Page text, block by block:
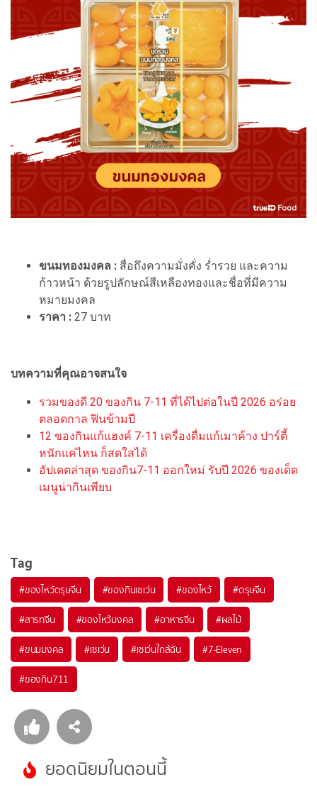
ขนมทองมงคล : สื่อถึงความมั่งคั่ง ร่ำรวย และความ
ก้าวหน้า ด้วยรูปลักษณ์สีเหลืองทองและชื่อที่มีความ
หมายมงคล
ราคา : 27 บาท
บทความที่คุณอาจสนใจ
รวมของดี 20 ของกิน 7-11 ที่ได้ไปต่อในปี 2026 อร่อย
ตลอดกาล ฟินข้ามปี
12 ของกินแก้แฮงค์ 7-11 เครื่องดื่มแก้เมาค้าง ปาร์ตี้
หนักแค่ไหน ก็สดใสได้
อัปเดตล่าสุด ของกิน7-11 ออกใหม่ รับปี 2026 ของเด็ด
เมนูน่ากินเพียบ
Tag
#ของไหว้ตรุษจีน #ของกินเซเว่น #ของไหว้ #ตรุษจีน
#สารทจีน #ของไหว้มงคล #อาหารจีน #ผลไม้
#ขนมมงคล #เซเว่น #เซเว่นใกล้ฉัน #7-Eleven
#ของกิน711
ยอดนิยมในตอนนี้